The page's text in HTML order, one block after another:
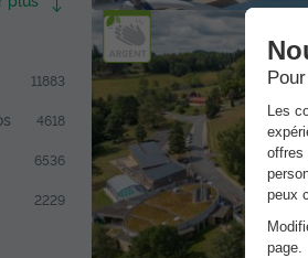
11883
4618
6536
2229